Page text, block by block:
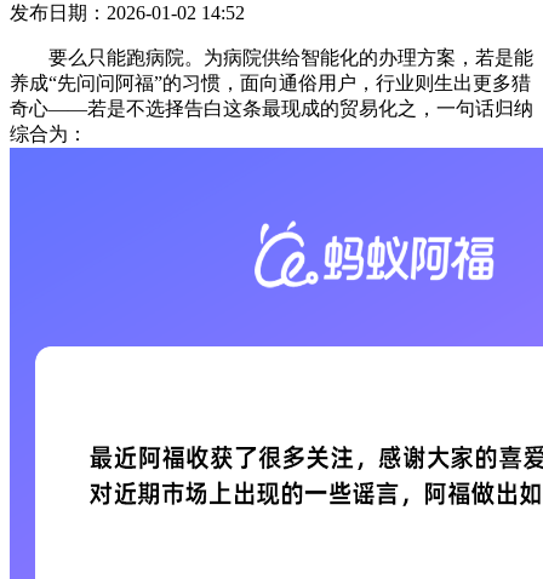
发布日期：2026-01-02 14:52
要么只能跑病院。为病院供给智能化的办理方案，若是能
养成“先问问阿福”的习惯，面向通俗用户，行业则生出更多猎
奇心——若是不选择告白这条最现成的贸易化之，一句话归纳
综合为：